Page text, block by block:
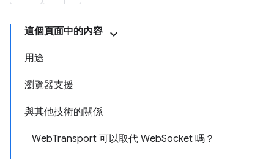
這個頁面中的內容
用途
瀏覽器支援
與其他技術的關係
WebTransport 可以取代 WebSocket 嗎？